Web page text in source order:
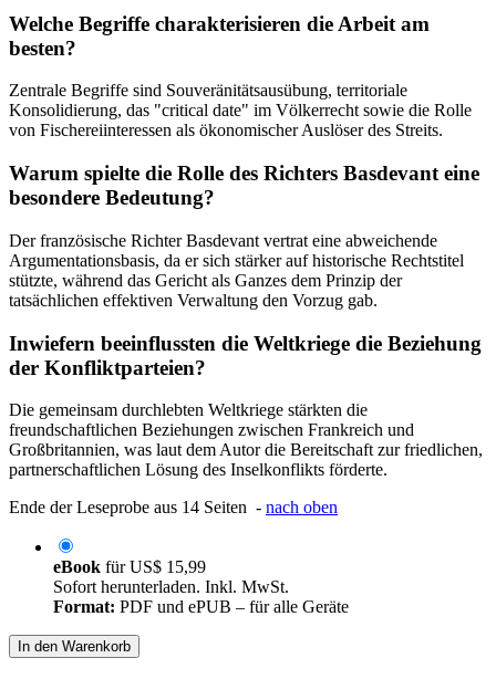
Welche Begriffe charakterisieren die Arbeit am
besten?
Zentrale Begriffe sind Souveränitätsausübung, territoriale
Konsolidierung, das "critical date" im Völkerrecht sowie die Rolle
von Fischereiinteressen als ökonomischer Auslöser des Streits.
Warum spielte die Rolle des Richters Basdevant eine
besondere Bedeutung?
Der französische Richter Basdevant vertrat eine abweichende
Argumentationsbasis, da er sich stärker auf historische Rechtstitel
stützte, während das Gericht als Ganzes dem Prinzip der
tatsächlichen effektiven Verwaltung den Vorzug gab.
Inwiefern beeinflussten die Weltkriege die Beziehung
der Konfliktparteien?
Die gemeinsam durchlebten Weltkriege stärkten die
freundschaftlichen Beziehungen zwischen Frankreich und
Großbritannien, was laut dem Autor die Bereitschaft zur friedlichen,
partnerschaftlichen Lösung des Inselkonflikts förderte.
Ende der Leseprobe aus 14 Seiten - nach oben
eBook fürUS$ 15,99
Sofort herunterladen. Inkl. MwSt.
Format: PDF und ePUB – für alle Geräte
In den Warenkorb